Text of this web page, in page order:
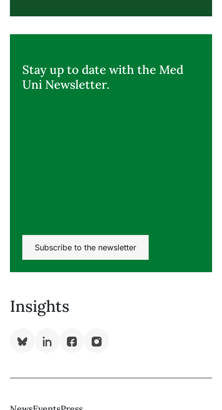
Stay up to date with the Med
Uni Newsletter.
Subscribe to the newsletter
Insights
Bluesky LinkedInFacebookInstagram